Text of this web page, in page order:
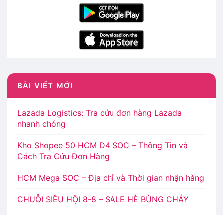
BÀI VIẾT MỚI
Lazada Logistics: Tra cứu đơn hàng Lazada
nhanh chóng
Kho Shopee 50 HCM D4 SOC – Thông Tin và
Cách Tra Cứu Đơn Hàng
HCM Mega SOC – Địa chỉ và Thời gian nhận hàng
CHUỖI SIÊU HỘI 8-8 – SALE HÈ BÙNG CHÁY